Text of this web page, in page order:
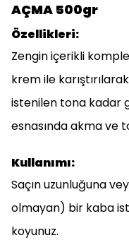
AÇMA 500gr
Özellikleri:
Zengin içerikli
krem ile
istenilen tona kadar
esnasında akma ve
Kullanımı:
Saçın uzunluğuna
olmayan) bir kaba
koyunuz.